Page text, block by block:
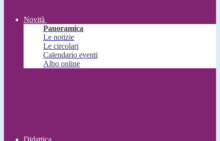
Novità
Panoramica
Le notizie
Le circolari
Calendario eventi
Albo online